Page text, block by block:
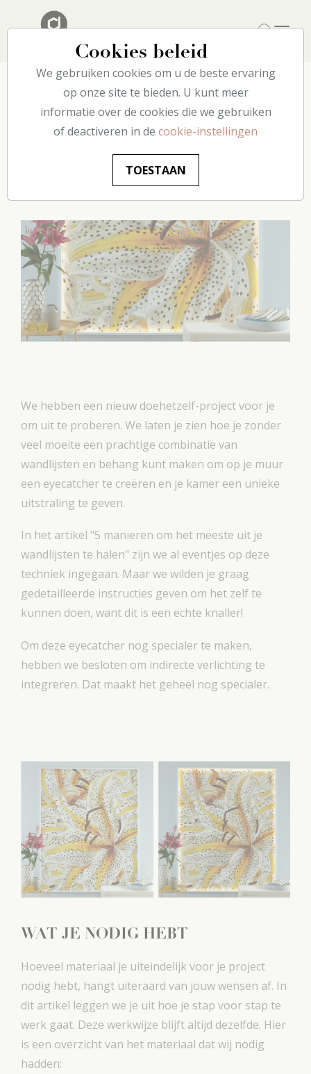
Creëer een echt wow-effect –
combineer behang +
wandlijst! Maar hoe?
We hebben een nieuw doehetzelf-project voor je
om uit te proberen. We laten je zien hoe je zonder
veel moeite een prachtige combinatie van
wandlijsten en behang kunt maken om op je muur
een eyecatcher te creëren en je kamer een unieke
uitstraling te geven.
In het artikel "5 manieren om het meeste uit je
wandlijsten te halen" zijn we al eventjes op deze
techniek ingegaan. Maar we wilden je graag
gedetailleerde instructies geven om het zelf te
kunnen doen, want dit is een echte knaller!
Om deze eyecatcher nog specialer te maken,
hebben we besloten om indirecte verlichting te
integreren. Dat maakt het geheel nog specialer.
WAT JE NODIG HEBT
Hoeveel materiaal je uiteindelijk voor je project
nodig hebt, hangt uiteraard van jouw wensen af. In
dit artikel leggen we je uit hoe je stap voor stap te
werk gaat. Deze werkwijze blijft altijd dezelfde. Hier
is een overzicht van het materiaal dat wij nodig
hadden:
Cookies beleid
We gebruiken cookies om u de beste ervaring
op onze site te bieden. U kunt meer
informatie over de cookies die we gebruiken
of deactiveren in de cookie-instellingen
TOESTAAN